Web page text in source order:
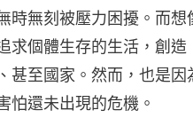
時無刻被壓力困擾。而
求個體生存的生活，創
甚至國家。然而，也是
怕還未出現的危機。